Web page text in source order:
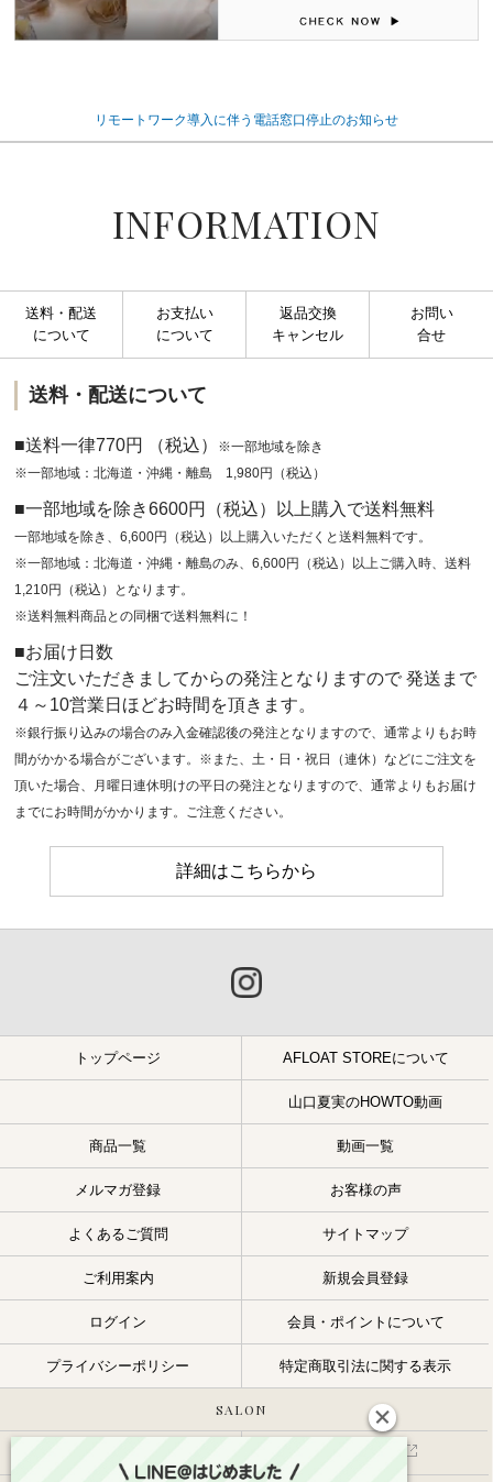
リモートワーク導入に伴う電話窓口停止のお知らせ
INFORMATION
送料・配送
について
お支払い
について
返品交換
キャンセル
お問い
合せ
送料・配送について
■送料一律770円 （税込）
※一部地域を除き
※一部地域：北海道・沖縄・離島 1,980円（税込）
■一部地域を除き6600円（税込）以上購入で送料無料
一部地域を除き、6,600円（税込）以上購入いただくと送料無料です。
※一部地域：北海道・沖縄・離島のみ、6,600円（税込）以上ご購入時、送料
1,210円（税込）となります。
※送料無料商品との同梱で送料無料に！
■お届け日数
ご注文いただきましてからの発注となりますので 発送まで
４～10営業日ほどお時間を頂きます。
※銀行振り込みの場合のみ入金確認後の発注となりますので、通常よりもお時
間がかかる場合がございます。※また、土・日・祝日（連休）などにご注文を
頂いた場合、月曜日連休明けの平日の発注となりますので、通常よりもお届け
までにお時間がかかります。ご注意ください。
詳細はこちらから
トップページ AFLOAT STOREについて
山口夏実のHOWTO動画
商品一覧 動画一覧
メルマガ登録 お客様の声
よくあるご質問 サイトマップ
ご利用案内 新規会員登録
ログイン 会員・ポイントについて
プライバシーポリシー 特定商取引法に関する表示
SALON